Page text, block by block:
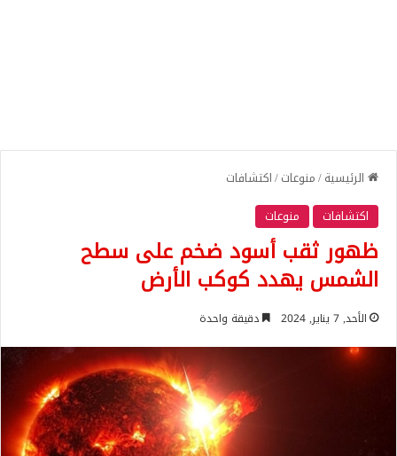
الرئيسية/منوعات/اكتشافات
اكتشافات
منوعات
ظهور ثقب أسود ضخم على سطح
الشمس يهدد كوكب الأرض
الأحد, 7 يناير, 2024 دقيقة واحدة